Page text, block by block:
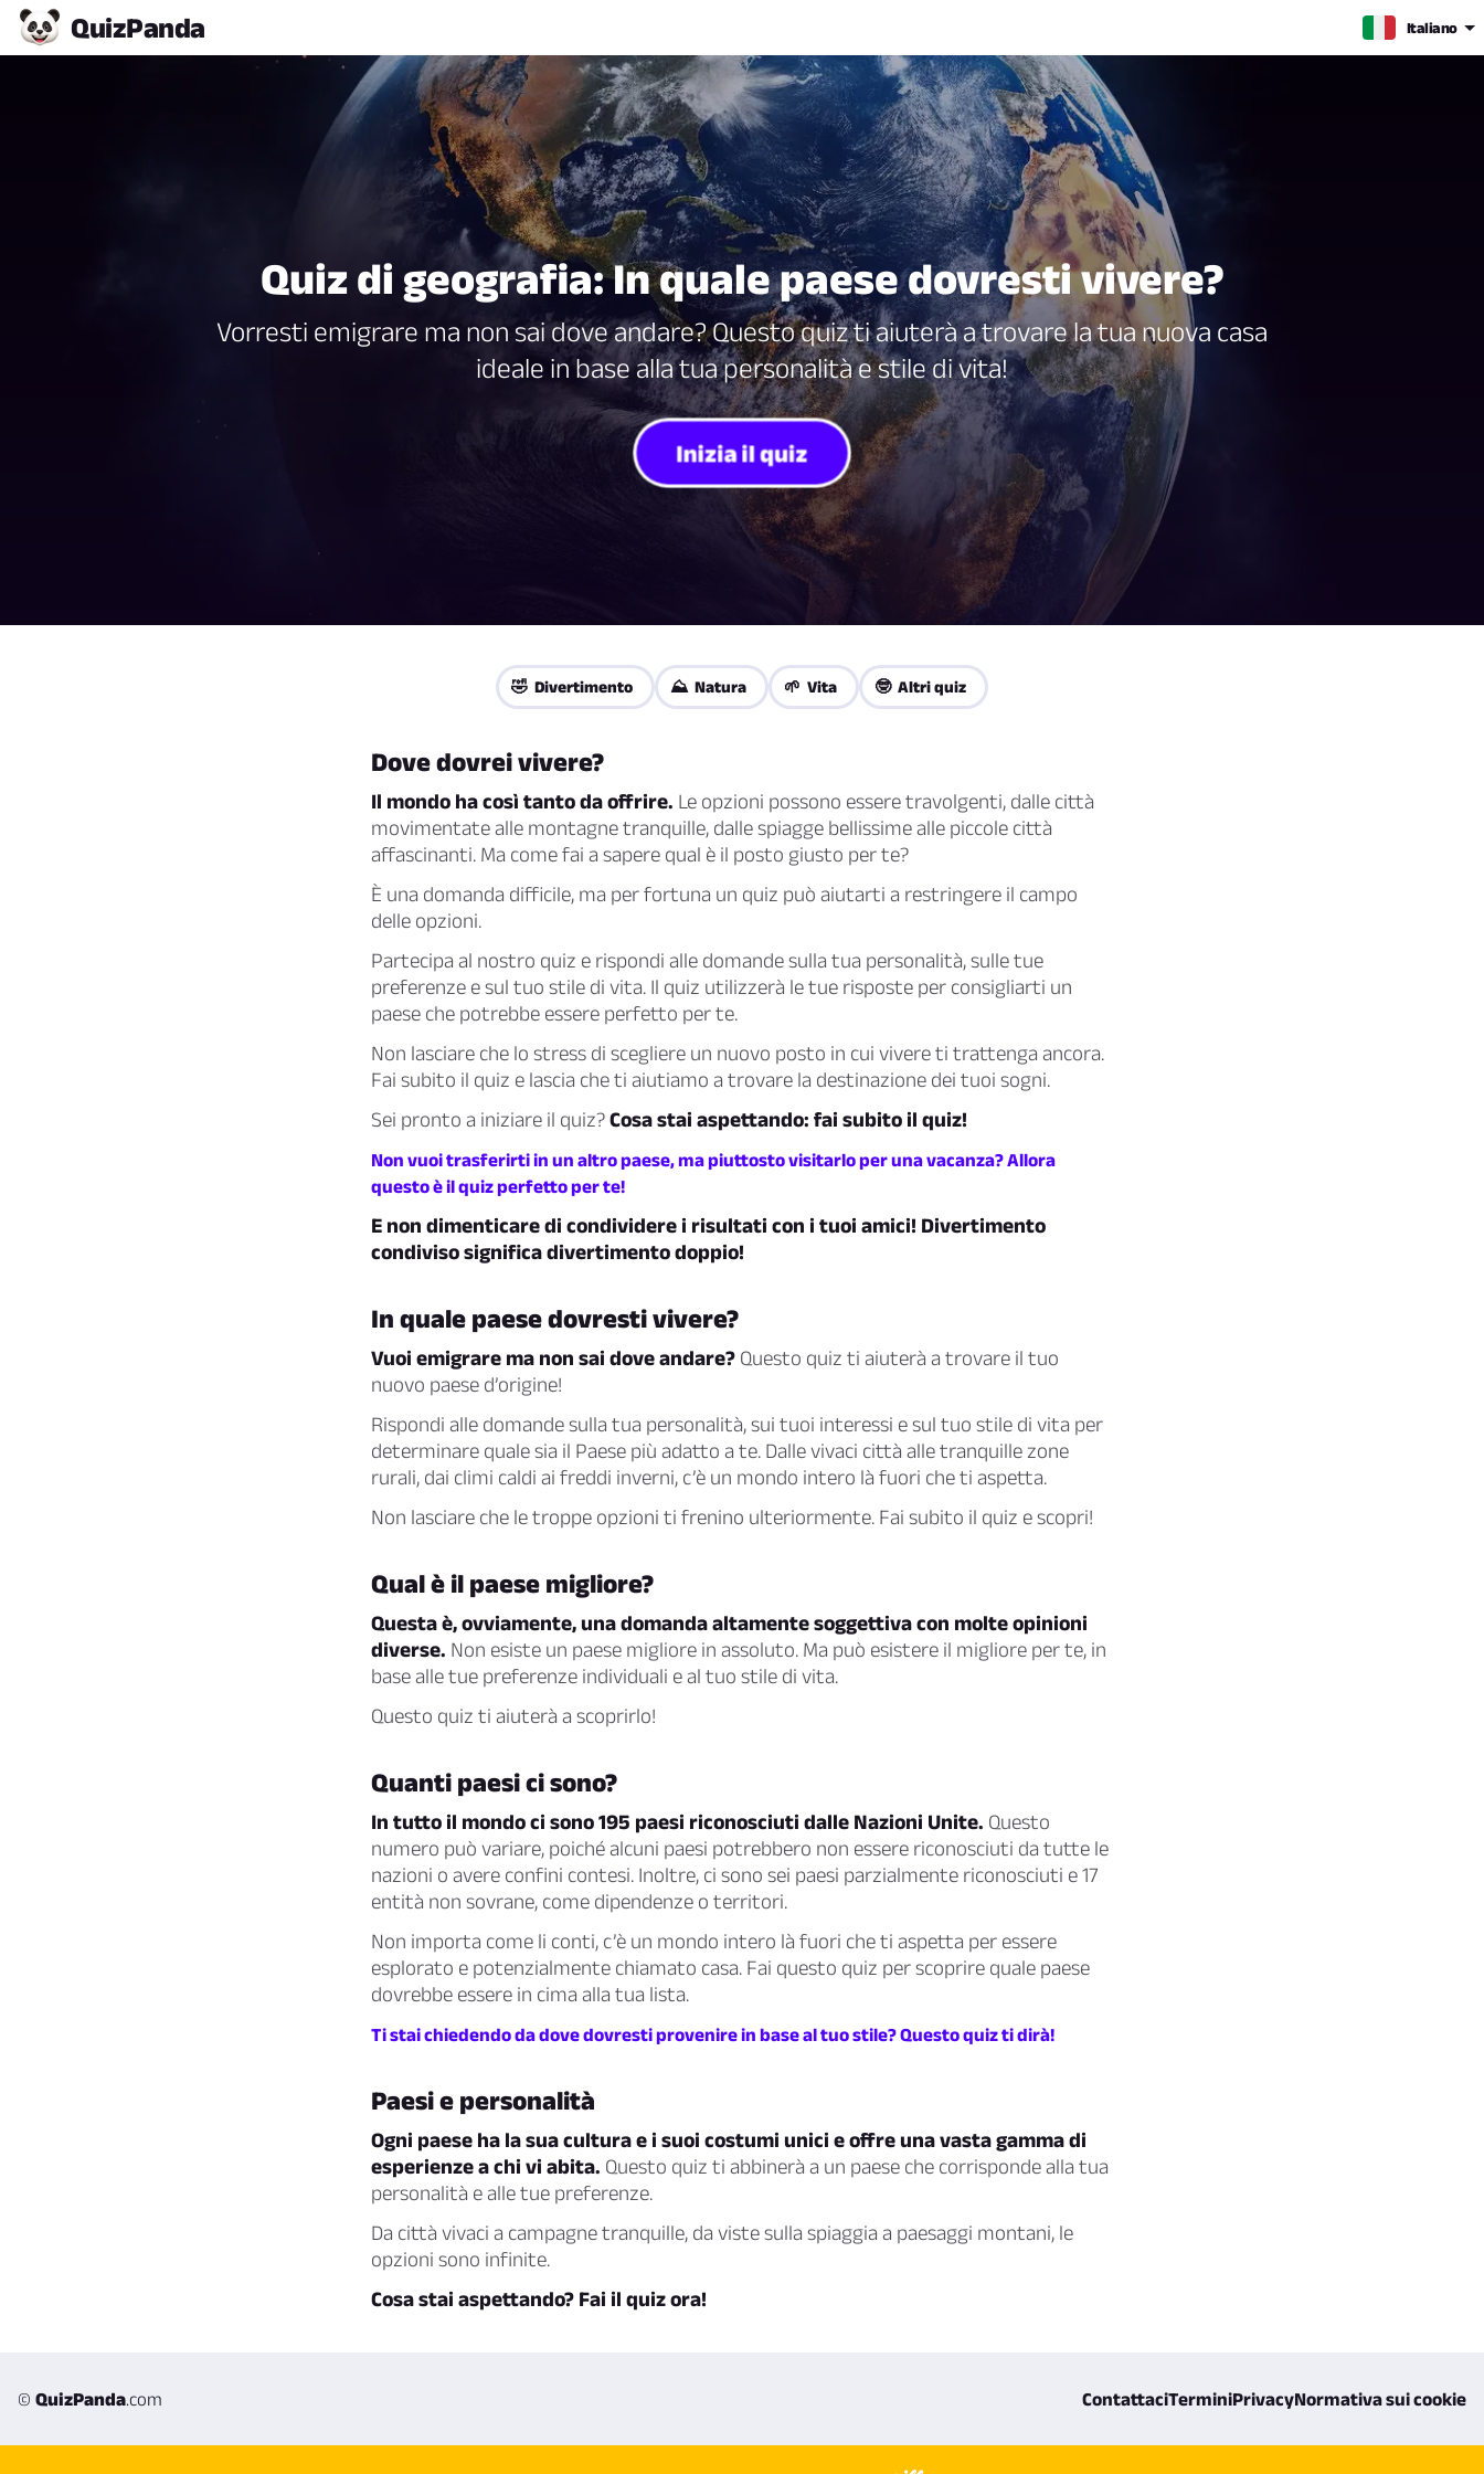
QuizPanda Italiano
Quiz di geografia: In quale paese dovresti vivere?
Vorresti emigrare ma non sai dove andare? Questo quiz ti aiuterà a trovare la tua nuova casa
ideale in base alla tua personalità e stile di vita!
Inizia il quiz
🤣 Divertimento ⛰️ Natura 🌱 Vita 🤓 Altri quiz
Dove dovrei vivere?
Il mondo ha così tanto da offrire. Le opzioni possono essere travolgenti, dalle città
movimentate alle montagne tranquille, dalle spiagge bellissime alle piccole città
affascinanti. Ma come fai a sapere qual è il posto giusto per te?
È una domanda difficile, ma per fortuna un quiz può aiutarti a restringere il campo
delle opzioni.
Partecipa al nostro quiz e rispondi alle domande sulla tua personalità, sulle tue
preferenze e sul tuo stile di vita. Il quiz utilizzerà le tue risposte per consigliarti un
paese che potrebbe essere perfetto per te.
Non lasciare che lo stress di scegliere un nuovo posto in cui vivere ti trattenga ancora.
Fai subito il quiz e lascia che ti aiutiamo a trovare la destinazione dei tuoi sogni.
Sei pronto a iniziare il quiz?Cosa stai aspettando: fai subito il quiz!
Non vuoi trasferirti in un altro paese, ma piuttosto visitarlo per una vacanza? Allora
questo è il quiz perfetto per te!
E non dimenticare di condividere i risultati con i tuoi amici! Divertimento
condiviso significa divertimento doppio!
In quale paese dovresti vivere?
Vuoi emigrare ma non sai dove andare? Questo quiz ti aiuterà a trovare il tuo
nuovo paese d’origine!
Rispondi alle domande sulla tua personalità, sui tuoi interessi e sul tuo stile di vita per
determinare quale sia il Paese più adatto a te. Dalle vivaci città alle tranquille zone
rurali, dai climi caldi ai freddi inverni, c’è un mondo intero là fuori che ti aspetta.
Non lasciare che le troppe opzioni ti frenino ulteriormente. Fai subito il quiz e scopri!
Qual è il paese migliore?
Questa è, ovviamente, una domanda altamente soggettiva con molte opinioni
diverse. Non esiste un paese migliore in assoluto. Ma può esistere il migliore per te, in
base alle tue preferenze individuali e al tuo stile di vita.
Questo quiz ti aiuterà a scoprirlo!
Quanti paesi ci sono?
In tutto il mondo ci sono 195 paesi riconosciuti dalle Nazioni Unite. Questo
numero può variare, poiché alcuni paesi potrebbero non essere riconosciuti da tutte le
nazioni o avere confini contesi. Inoltre, ci sono sei paesi parzialmente riconosciuti e 17
entità non sovrane, come dipendenze o territori.
Non importa come li conti, c’è un mondo intero là fuori che ti aspetta per essere
esplorato e potenzialmente chiamato casa. Fai questo quiz per scoprire quale paese
dovrebbe essere in cima alla tua lista.
Ti stai chiedendo da dove dovresti provenire in base al tuo stile? Questo quiz ti dirà!
Paesi e personalità
Ogni paese ha la sua cultura e i suoi costumi unici e offre una vasta gamma di
esperienze a chi vi abita. Questo quiz ti abbinerà a un paese che corrisponde alla tua
personalità e alle tue preferenze.
Da città vivaci a campagne tranquille, da viste sulla spiaggia a paesaggi montani, le
opzioni sono infinite.
Cosa stai aspettando? Fai il quiz ora!
© QuizPanda.com ContattaciTerminiPrivacyNormativa sui cookie